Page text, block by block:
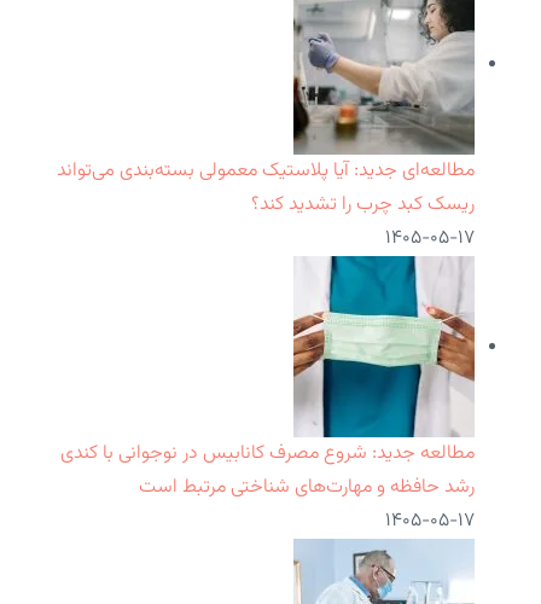
مطالعه‌ای جدید: آیا پلاستیک معمولی بسته‌بندی می‌تواند
ریسک کبد چرب را تشدید کند؟
۱۴۰۵-۰۵-۱۷
مطالعه جدید: شروع مصرف کانابیس در نوجوانی با کندی
رشد حافظه و مهارت‌های شناختی مرتبط است
۱۴۰۵-۰۵-۱۷